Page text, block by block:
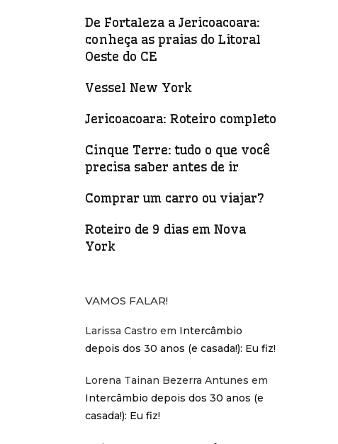
De Fortaleza a Jericoacoara:
conheça as praias do Litoral
Oeste do CE
Vessel New York
Jericoacoara: Roteiro completo
Cinque Terre: tudo o que você
precisa saber antes de ir
Comprar um carro ou viajar?
Roteiro de 9 dias em Nova
York
VAMOS FALAR!
Larissa Castro em Intercâmbio
depois dos 30 anos (e casada!): Eu fiz!
Lorena Tainan Bezerra Antunes em
Intercâmbio depois dos 30 anos (e
casada!): Eu fiz!